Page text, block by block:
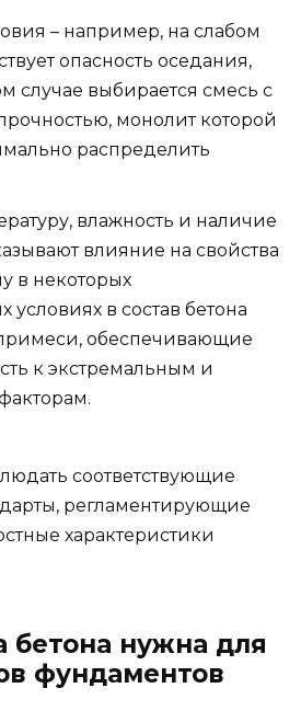
– например, на слабом
опасность оседания,
случае выбирается смесь с
монолит которой
распределить
влажность и наличие
влияние на свойства
в некоторых
условиях в состав бетона
обеспечивающие
к экстремальным и
соответствующие
регламентирующие
характеристики
бетона нужна для
фундаментов